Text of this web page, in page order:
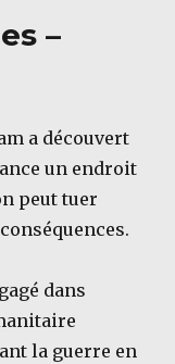
–
a découvert
un endroit
peut tuer
dans
la guerre en